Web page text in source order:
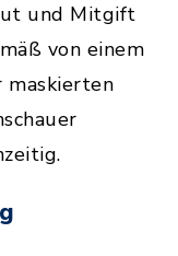
und Mitgift
von einem
maskierten